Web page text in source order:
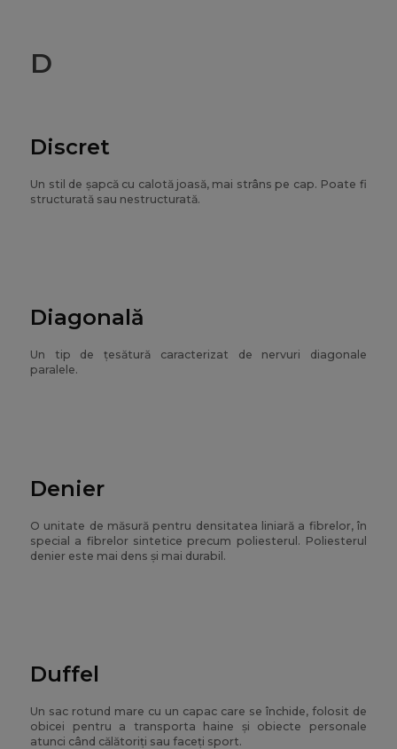
D
Discret
Un stil de șapcă cu calotă joasă, mai strâns pe cap. Poate fi
structurată sau nestructurată.
Diagonală
Un tip de țesătură caracterizat de nervuri diagonale
paralele.
Denier
O unitate de măsură pentru densitatea liniară a fibrelor, în
special a fibrelor sintetice precum poliesterul. Poliesterul
denier este mai dens și mai durabil.
Duffel
Un sac rotund mare cu un capac care se închide, folosit de
obicei pentru a transporta haine și obiecte personale
atunci când călătoriți sau faceți sport.